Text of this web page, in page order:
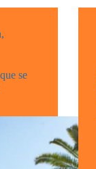
,
se